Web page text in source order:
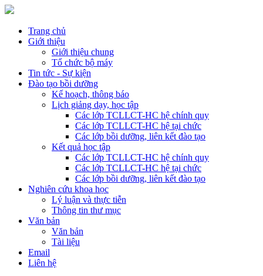
Trang chủ
Giới thiệu
Giới thiệu chung
Tổ chức bộ máy
Tin tức - Sự kiện
Đào tạo bồi dưỡng
Kế hoạch, thông báo
Lịch giảng dạy, học tập
Các lớp TCLLCT-HC hệ chính quy
Các lớp TCLLCT-HC hệ tại chức
Các lớp bồi dưỡng, liên kết đào tạo
Kết quả học tập
Các lớp TCLLCT-HC hệ chính quy
Các lớp TCLLCT-HC hệ tại chức
Các lớp bồi dưỡng, liên kết đào tạo
Nghiên cứu khoa học
Lý luận và thực tiễn
Thông tin thư mục
Văn bản
Văn bản
Tài liệu
Email
Liên hệ